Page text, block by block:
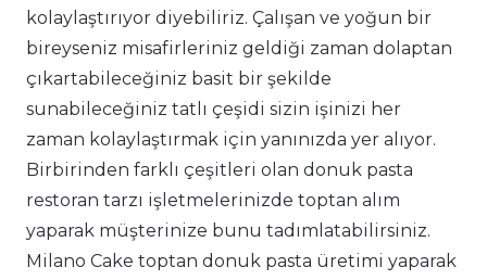
kolaylaştırıyor diyebiliriz. Çalışan ve yoğun bir
bireyseniz misafirleriniz geldiği zaman dolaptan
çıkartabileceğiniz basit bir şekilde
sunabileceğiniz tatlı çeşidi sizin işinizi her
zaman kolaylaştırmak için yanınızda yer alıyor.
Birbirinden farklı çeşitleri olan donuk pasta
restoran tarzı işletmelerinizde toptan alım
yaparak müşterinize bunu tadımlatabilirsiniz.
Milano Cake toptan donuk pasta üretimi yaparak